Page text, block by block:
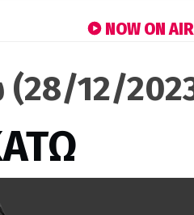
NOW ON AIR
12/